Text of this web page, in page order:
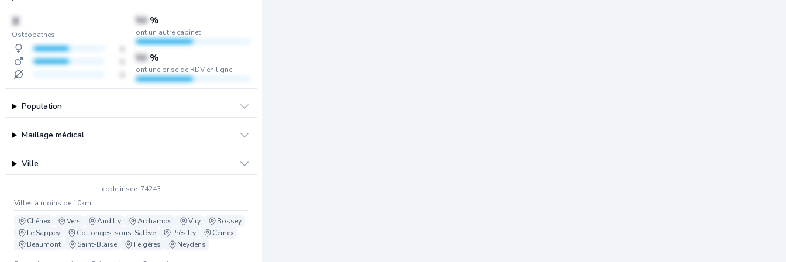
X
Ostéopathes
50 %
ont un autre cabinet
50 %
ont une prise de RDV en ligne
Population
Maillage médical
Ville
code insee: 74243
Villes à moins de 10km
Chênex
Vers Andilly Archamps Viry
Bossey
Le Sappey
Collonges-sous-Salève Présilly
Cernex
Beaumont
Saint-Blaise Feigères Neydens